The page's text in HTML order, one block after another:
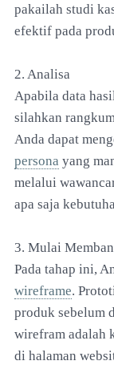
pakailah studi
efektif pada
2. Analisa
Apabila data
silahkan
Anda dapat
persona yang
melalui
apa saja
3. Mulai
Pada tahap ini,
wireframe.
produk sebelum
wirefram adalah
di halaman